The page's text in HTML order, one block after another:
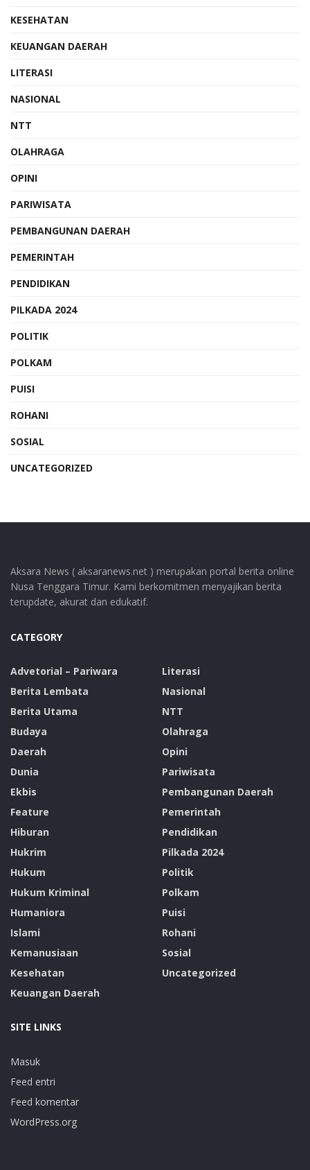
KESEHATAN
KEUANGAN DAERAH
LITERASI
NASIONAL
NTT
OLAHRAGA
OPINI
PARIWISATA
PEMBANGUNAN DAERAH
PEMERINTAH
PENDIDIKAN
PILKADA 2024
POLITIK
POLKAM
PUISI
ROHANI
SOSIAL
UNCATEGORIZED
Aksara News ( aksaranews.net ) merupakan portal berita online
Nusa Tenggara Timur. Kami berkomitmen menyajikan berita
terupdate, akurat dan edukatif.
CATEGORY
Advetorial – Pariwara
Berita Lembata
Berita Utama
Budaya
Daerah
Dunia
Ekbis
Feature
Hiburan
Hukrim
Hukum
Hukum Kriminal
Humaniora
Islami
Kemanusiaan
Kesehatan
Keuangan Daerah
Literasi
Nasional
NTT
Olahraga
Opini
Pariwisata
Pembangunan Daerah
Pemerintah
Pendidikan
Pilkada 2024
Politik
Polkam
Puisi
Rohani
Sosial
Uncategorized
SITE LINKS
Masuk
Feed entri
Feed komentar
WordPress.org